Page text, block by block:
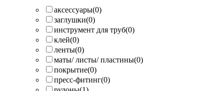
аксессуары(0)
заглушки(0)
инструмент для труб(0)
клей(0)
ленты(0)
маты/ листы/ пластины(0)
покрытие(0)
пресс-фитинг(0)